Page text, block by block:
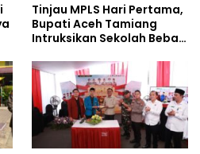
Tinjau MPLS Hari Pertama,
Bupati Aceh Tamiang
Intruksikan Sekolah Bebas